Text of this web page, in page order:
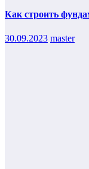
Как строить
30.09.2023 master